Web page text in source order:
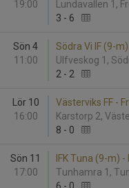
19:00
Lundavallen 1,
3 - 6
Sön 4
11:00
Södra Vi IF (9-
Ulfveskog 1,
2 - 2
Lör 10
16:00
Västerviks FF -
Karstorp 2,
8 - 0
Sön 11
17:00
IFK Tuna (9-m)
Tunhamra 1,